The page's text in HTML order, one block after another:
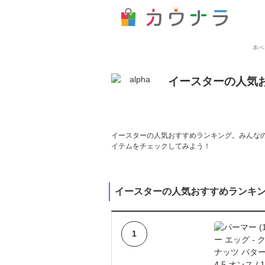
本
イースターの人気
イースターの人気おすすめランキング。みん
イテムをチェックしてみよう！
イースターの人気おすすめランキ
1